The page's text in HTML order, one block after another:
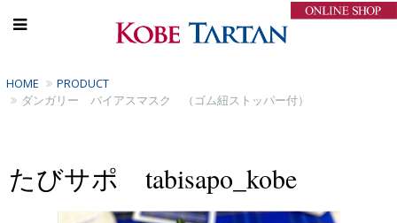
HOME
PRODUCT
ダンガリー バイアスマスク （ゴム紐ストッパー付）
たびサポ tabisapo_kobe